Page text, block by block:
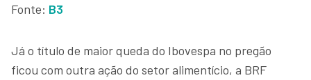
Fonte: B3
Já o título de maior queda do Ibovespa no pregão
ficou com outra ação do setor alimentício, a BRF